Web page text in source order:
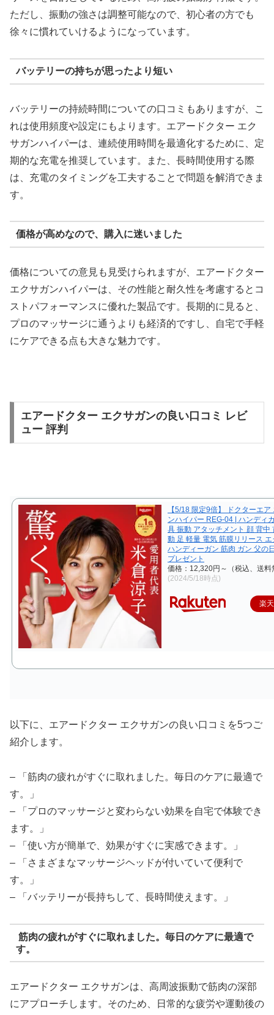
ただし、振動の強さは調整可能なので、初心者の方でも
徐々に慣れていけるようになっています。
バッテリーの持ちが思ったより短い
バッテリーの持続時間についての口コミもありますが、こ
れは使用頻度や設定にもよります。エアードクター エク
サガンハイパーは、連続使用時間を最適化するために、定
期的な充電を推奨しています。また、長時間使用する際
は、充電のタイミングを工夫することで問題を解消できま
す。
価格が高めなので、購入に迷いました
価格についての意見も見受けられますが、エアードクター
エクサガンハイパーは、その性能と耐久性を考慮するとコ
ストパフォーマンスに優れた製品です。長期的に見ると、
プロのマッサージに通うよりも経済的ですし、自宅で手軽
にケアできる点も大きな魅力です。
エアードクター エクサガンの良い口コミ レビ
ュー 評判
【5/18 限定9倍】 ドクターエア
ンハイパー REG-04 | ハンディ
具 振動 アタッチメント 顔 背中
動 足 軽量 電気 筋膜リリース
ハンディーガン 筋肉 ガン 父の
プレゼント
価格：12,320円～（税込、送料
(2024/5/18時点)
楽
以下に、エアードクター エクサガンの良い口コミを5つご
紹介します。
– 「筋肉の疲れがすぐに取れました。毎日のケアに最適で
す。」
– 「プロのマッサージと変わらない効果を自宅で体験でき
ます。」
– 「使い方が簡単で、効果がすぐに実感できます。」
– 「さまざまなマッサージヘッドが付いていて便利で
す。」
– 「バッテリーが長持ちして、長時間使えます。」
筋肉の疲れがすぐに取れました。毎日のケアに最適で
す。
エアードクター エクサガンは、高周波振動で筋肉の深部
にアプローチします。そのため、日常的な疲労や運動後の